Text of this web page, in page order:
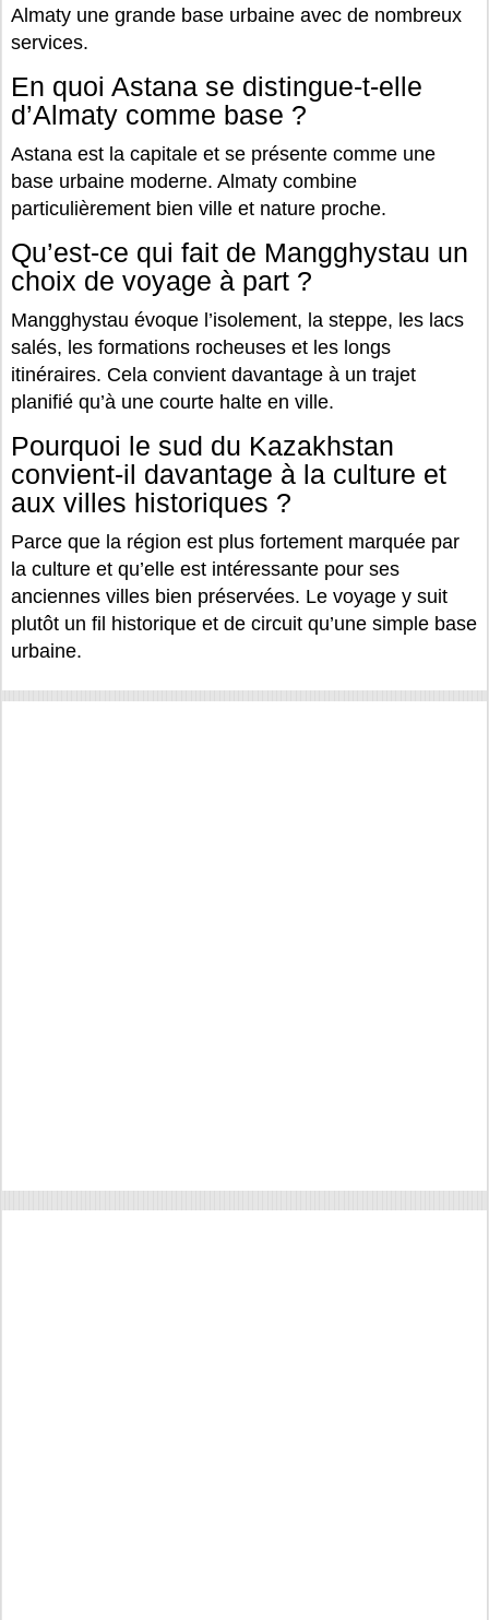
Almaty une grande base urbaine avec de nombreux
services.
En quoi Astana se distingue-t-elle
d’Almaty comme base ?
Astana est la capitale et se présente comme une
base urbaine moderne. Almaty combine
particulièrement bien ville et nature proche.
Qu’est-ce qui fait de Mangghystau un
choix de voyage à part ?
Mangghystau évoque l’isolement, la steppe, les lacs
salés, les formations rocheuses et les longs
itinéraires. Cela convient davantage à un trajet
planifié qu’à une courte halte en ville.
Pourquoi le sud du Kazakhstan
convient-il davantage à la culture et
aux villes historiques ?
Parce que la région est plus fortement marquée par
la culture et qu’elle est intéressante pour ses
anciennes villes bien préservées. Le voyage y suit
plutôt un fil historique et de circuit qu’une simple base
urbaine.